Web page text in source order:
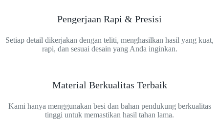
Pengerjaan Rapi & Presisi
Setiap detail dikerjakan dengan teliti, menghasilkan hasil yang kuat,
rapi, dan sesuai desain yang Anda inginkan.
Material Berkualitas Terbaik
Kami hanya menggunakan besi dan bahan pendukung berkualitas
tinggi untuk memastikan hasil tahan lama.